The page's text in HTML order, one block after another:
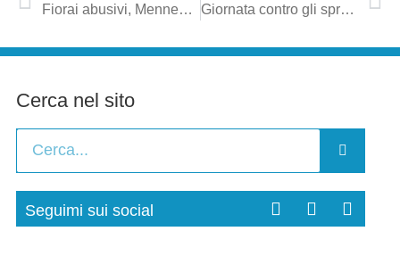
Fiorai abusivi, Mennea: «Un fenomeno da estirpare» Giornata contro gli sprechi alimentari, Mennea: “Legge ormai operativa in Puglia, in arrivo una piattaforma telematica”
Cerca nel sito
Seguimi sui social